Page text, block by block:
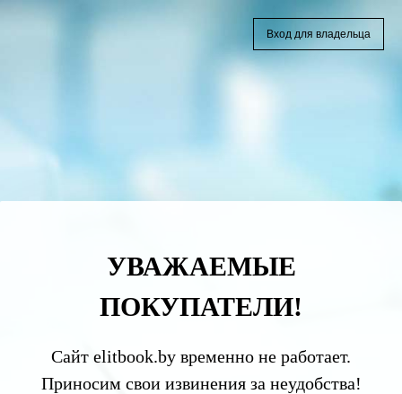
УВАЖАЕМЫЕ
ПОКУПАТЕЛИ!
Сайт elitbook.by временно не работает.
Приносим свои извинения за неудобства!
Вход для владельца